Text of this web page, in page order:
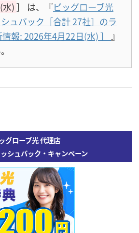
水)］ は、『ビッグローブ光
ュバック［合計 27社］のラ
報: 2026年4月22日(水)］
』
グローブ光 代理店
シュバック・キャンペーン